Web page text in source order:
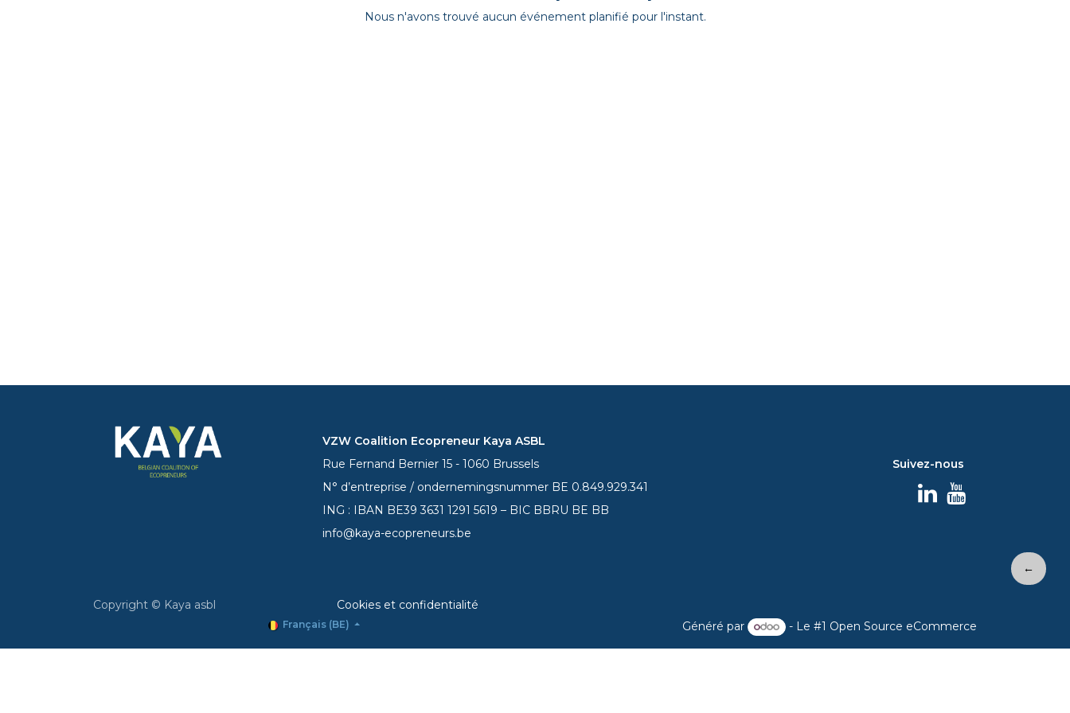
Nous n'avons trouvé aucun événement planifié pour l'instant.
Suivez-nous
←
VZW Coalition Ecopreneur Kaya ASBL
Rue Fernand Bernier 15 - 1060 Brussels
N° d’entreprise / ondernemingsnummer BE 0.849.929.341
ING : IBAN BE393631 1291 5619 – BIC BBRU BE BB
info@kaya-ecopreneurs.be
Copyright © Kaya asbl Cookies et confidentialité
Français (BE) Généré par - Le #1 Open Source eCommerce